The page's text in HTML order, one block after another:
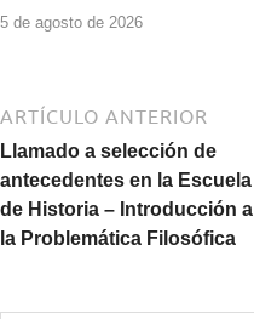
5 de agosto de 2026
ARTÍCULO ANTERIOR
Llamado a selección de
antecedentes en la Escuela
de Historia – Introducción a
la Problemática Filosófica